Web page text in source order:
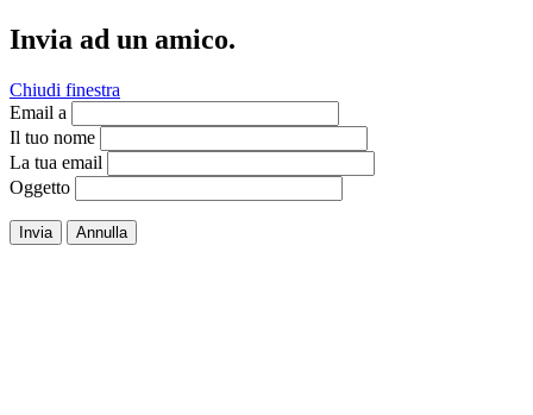
Invia ad un amico.
Chiudi finestra
Email a
Il tuo nome
La tua email
Oggetto
Invia Annulla